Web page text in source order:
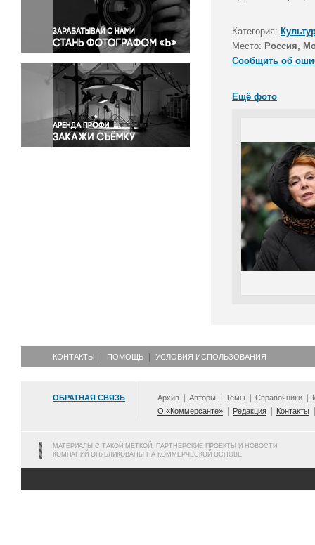
Правосудие
Происшествия и конфликты
Религия
Светская жизнь
Спорт
Экология
Экономика и бизнес
Категория:
Место: Россия,
Сообщить об
Ещё фото
КОНТАКТЫ ПОМОЩЬ УСЛОВИЯ ИСПОЛЬЗОВАНИЯ
ОБРАТНАЯ СВЯЗЬ Архив Авторы Темы Справочники
О «Коммерсанте»
Редакция Контакты
МАТЕРИАЛЫ С ТАКОЙ МЕТКОЙ, ПАРТНЕРСКИЕ ПРОЕКТЫ И НОВОСТИ
КОМПАНИЙ ОПУБЛИКОВАНЫ НА КОММЕРЧЕСКОЙ ОСНОВЕ